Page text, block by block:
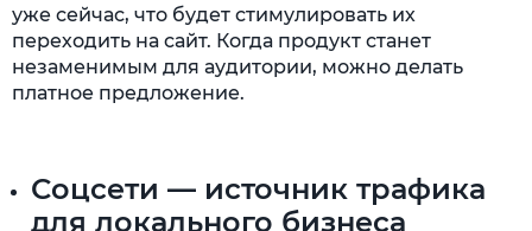
уже сейчас, что будет стимулировать их
переходить на сайт. Когда продукт станет
незаменимым для аудитории, можно делать
платное предложение.
Соцсети — источник трафика
для локального бизнеса